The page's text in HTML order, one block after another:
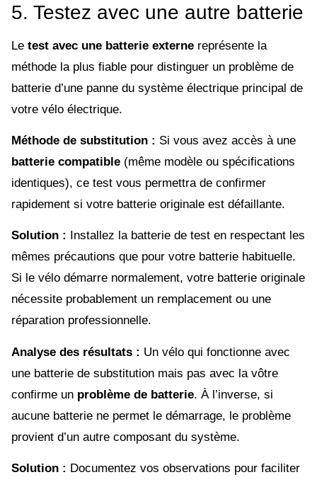
5. Testez avec une autre batterie
Le test avec une batterie externe représente la
méthode la plus fiable pour distinguer un problème de
batterie d’une panne du système électrique principal de
votre vélo électrique.
Méthode de substitution : Si vous avez accès à une
batterie compatible (même modèle ou spécifications
identiques), ce test vous permettra de confirmer
rapidement si votre batterie originale est défaillante.
Solution :
Installez la batterie de test en respectant les
mêmes précautions que pour votre batterie habituelle.
Si le vélo démarre normalement, votre batterie originale
nécessite probablement un remplacement ou une
réparation professionnelle.
Analyse des résultats : Un vélo qui fonctionne avec
une batterie de substitution mais pas avec la vôtre
confirme un problème de batterie. À l’inverse, si
aucune batterie ne permet le démarrage, le problème
provient d’un autre composant du système.
Solution : Documentez vos observations pour faciliter